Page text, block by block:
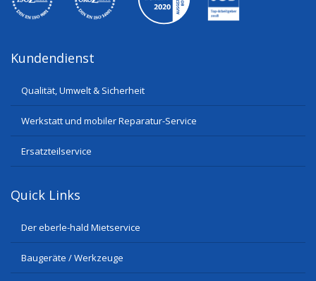
Kundendienst
Qualität, Umwelt & Sicherheit
Werkstatt und mobiler Reparatur-Service
Ersatzteilservice
Quick Links
Der eberle-hald Mietservice
Baugeräte / Werkzeuge